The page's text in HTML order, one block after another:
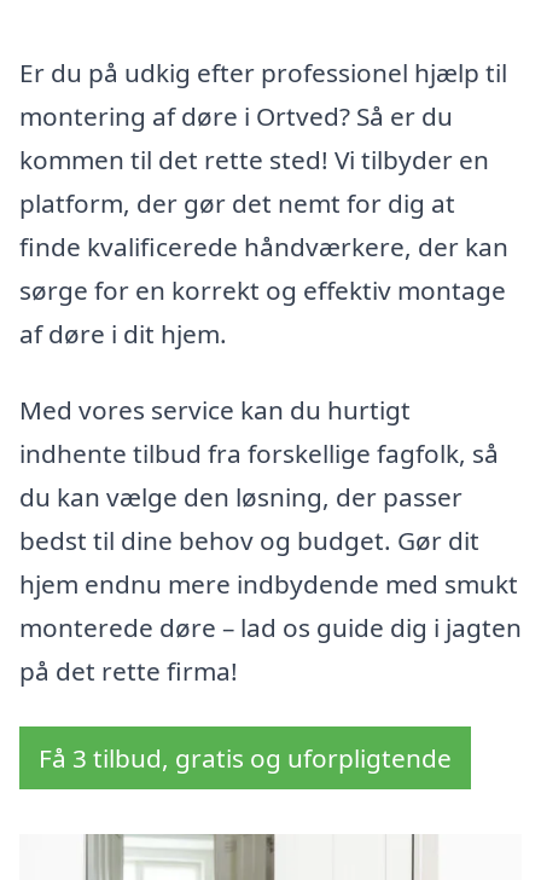
Er du på udkig efter professionel hjælp til
montering af døre i Ortved? Så er du
kommen til det rette sted! Vi tilbyder en
platform, der gør det nemt for dig at
finde kvalificerede håndværkere, der kan
sørge for en korrekt og effektiv montage
af døre i dit hjem.
Med vores service kan du hurtigt
indhente tilbud fra forskellige fagfolk, så
du kan vælge den løsning, der passer
bedst til dine behov og budget. Gør dit
hjem endnu mere indbydende med smukt
monterede døre – lad os guide dig i jagten
på det rette firma!
Få 3 tilbud, gratis og uforpligtende